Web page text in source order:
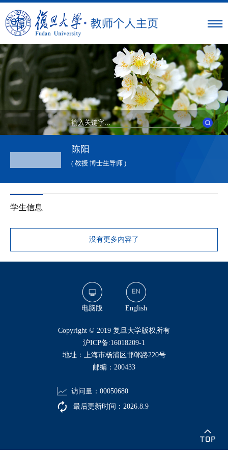
陈阳
( 教授 博士生导师 )
学生信息
没有更多内容了
电脑版 English
​Copyright © 2019 复旦大学版权所有
沪ICP备:16018209-1
地址：上海市杨浦区邯郸路220号
邮编：200433
访问量： 00050680
最后更新时间： 2026 8 9